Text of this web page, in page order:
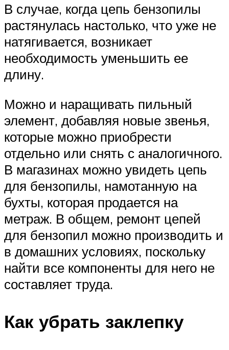
В случае, когда цепь бензопилы
растянулась настолько, что уже не
натягивается, возникает
необходимость уменьшить ее
длину.
Можно и наращивать пильный
элемент, добавляя новые звенья,
которые можно приобрести
отдельно или снять с аналогичного.
В магазинах можно увидеть цепь
для бензопилы, намотанную на
бухты, которая продается на
метраж. В общем, ремонт цепей
для бензопил можно производить и
в домашних условиях, поскольку
найти все компоненты для него не
составляет труда.
Как убрать заклепку